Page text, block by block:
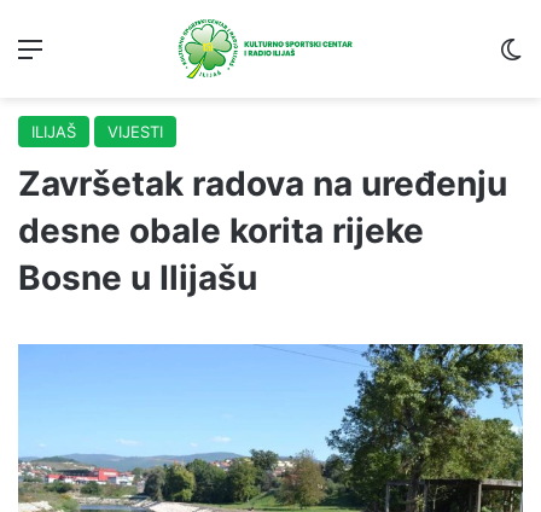
ILIJAŠ VIJESTI
Završetak radova na uređenju
desne obale korita rijeke
Bosne u Ilijašu